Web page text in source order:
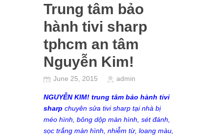
Trung tâm bảo
hành tivi sharp
tphcm an tâm
Nguyễn Kim!
June 25, 2015 admin
NGUYỄN KIM! trung tâm bảo hành tivi
sharp chuyên sửa tivi sharp tại nhà bị
méo hình, bông dộp màn hình, sét đánh,
sọc trắng màn hình, nhiễm từ, loang màu,